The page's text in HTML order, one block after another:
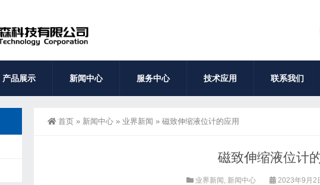
产品展示 新闻中心 服务中心 技术应用 联系我们
首页 » 新闻中心 » 业界新闻 » 磁致伸缩液位计的应用
磁致伸缩液位计
业界新闻 , 新闻中心 2023年9月2